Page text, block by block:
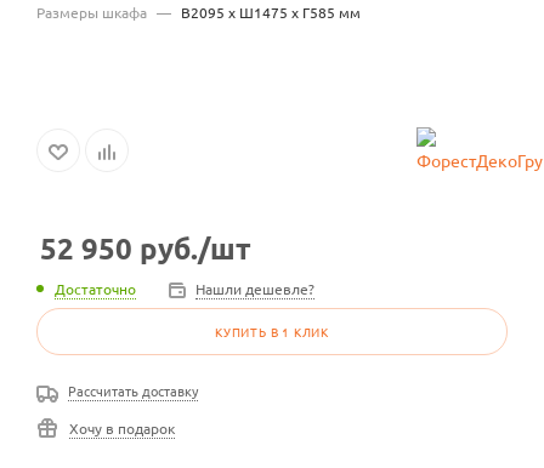
Размеры шкафа — В2095 x Ш1475 x Г585 мм
52 950 руб./шт
Достаточно Нашли дешевле?
КУПИТЬ В 1 КЛИК
Рассчитать доставку
Хочу в подарок